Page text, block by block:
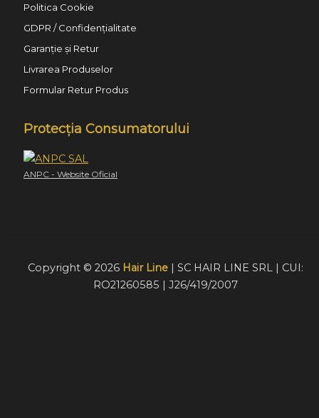
Politica Cookie
GDPR / Confidențialitate
Garanție și Retur
Livrarea Produselor
Formular Retur Produs
Protecția Consumatorului
ANPC - Website Oficial
Copyright © 2026 Hair Line| SC HAIR LINE SRL | CUI:
RO21260585 | J26/419/2007